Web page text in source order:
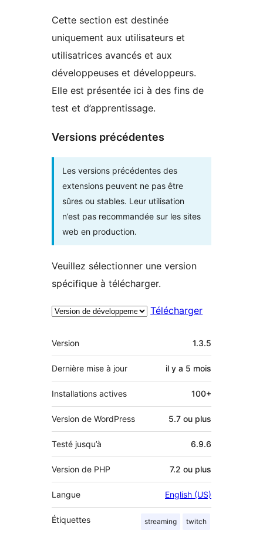
Cette section est destinée
uniquement aux utilisateurs et
utilisatrices avancés et aux
développeuses et développeurs.
Elle est présentée ici à des fins de
test et d’apprentissage.
Versions précédentes
Les versions précédentes des
extensions peuvent ne pas être
sûres ou stables. Leur utilisation
n’est pas recommandée sur les sites
web en production.
Veuillez sélectionner une version
spécifique à télécharger.
Télécharger
Méta
Version 1.3.5
Dernière mise à jour il y a 5 mois
Installations actives 100+
Version de WordPress 5.7 ou plus
Testé jusqu’à 6.9.6
Version de PHP 7.2 ou plus
Langue English (US)
Étiquettes streaming twitch